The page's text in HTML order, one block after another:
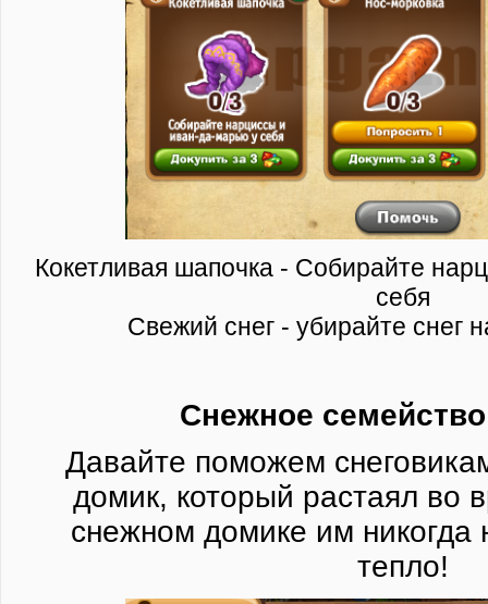
Кокетливая шапочка - Собирайте
себя
Свежий снег - убирайте снег
Снежное семейство
Давайте поможем
домик, который растаял во
снежном домике им никогда
тепло!